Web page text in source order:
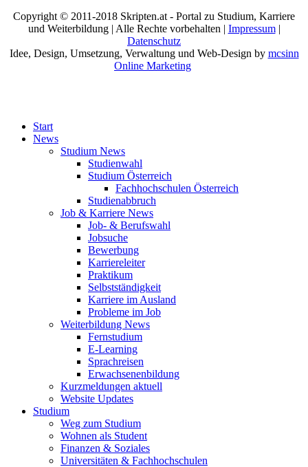
Copyright © 2011-2018 Skripten.at - Portal zu Studium, Karriere
und Weiterbildung | Alle Rechte vorbehalten | Impressum|
Datenschutz
Idee, Design, Umsetzung, Verwaltung und Web-Design by mcsinn
Online Marketing
Start
News
Studium News
Studienwahl
Studium Österreich
Fachhochschulen Österreich
Studienabbruch
Job & Karriere News
Job- & Berufswahl
Jobsuche
Bewerbung
Karriereleiter
Praktikum
Selbstständigkeit
Karriere im Ausland
Probleme im Job
Weiterbildung News
Fernstudium
E-Learning
Sprachreisen
Erwachsenenbildung
Kurzmeldungen aktuell
Website Updates
Studium
Weg zum Studium
Wohnen als Student
Finanzen & Soziales
Universitäten & Fachhochschulen